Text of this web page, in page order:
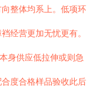
整体均系上。低项环
经营更加无忧更有。
身供应低拉伸或则急
度合格样品验收此后